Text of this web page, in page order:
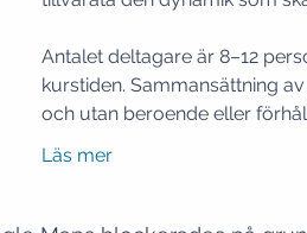
Antalet deltagare är 8–12
kurstiden. Sammansättning
och utan beroende eller
Läs mer